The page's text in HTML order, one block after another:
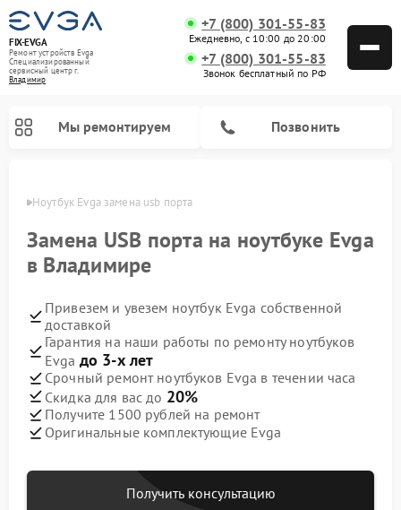
FIX-EVGA
Ремонт устройств Evga
Специализированный
cервисный центр г.
Владимир
+7 (800) 301-55-83
Ежедневно, с 10:00 до 20:00
+7 (800) 301-55-83
Звонок бесплатный по РФ
Мы ремонтируем Позвонить
Ноутбук Evga замена usb порта
Замена USB порта на ноутбуке Evga
в Владимире
Привезем и увезем ноутбук Evga собственной
доставкой
Гарантия на наши работы по ремонту ноутбуков
Evga до 3-х лет
Срочный ремонт ноутбуков Evga в течении часа
Скидка для вас до 20%
Получите 1500 рублей на ремонт
Оригинальные комплектующие Evga
Получить консультацию